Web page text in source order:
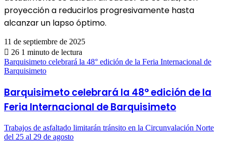
proyección a reducirlos progresivamente hasta
alcanzar un lapso óptimo.
11 de septiembre de 2025
26 1 minuto de lectura
Barquisimeto celebrará la 48° edición de la Feria Internacional de
Barquisimeto
Barquisimeto celebrará la 48° edición de la
Feria Internacional de Barquisimeto
Trabajos de asfaltado limitarán tránsito en la Circunvalación Norte
del 25 al 29 de agosto